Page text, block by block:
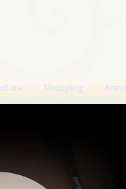
Shopping